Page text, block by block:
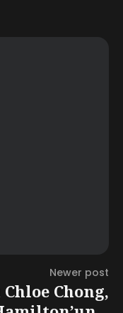
Newer post
Chong,